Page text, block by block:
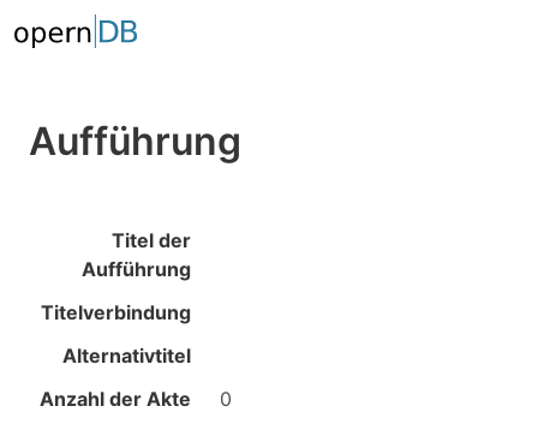
Aufführung
Titel der
Aufführung
Titelverbindung
Alternativtitel
Anzahl der Akte
0